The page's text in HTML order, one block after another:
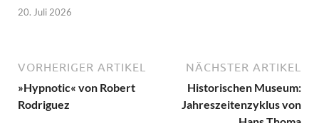
20. Juli 2026
VORHERIGER ARTIKEL
»Hypnotic« von Robert
Rodriguez
NÄCHSTER ARTIKEL
Historischen Museum:
Jahreszeitenzyklus von